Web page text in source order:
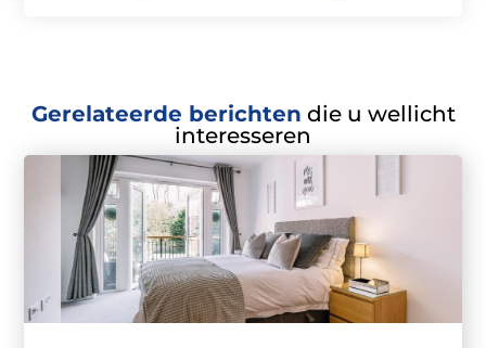
Gerelateerde berichten die u wellicht
interesseren